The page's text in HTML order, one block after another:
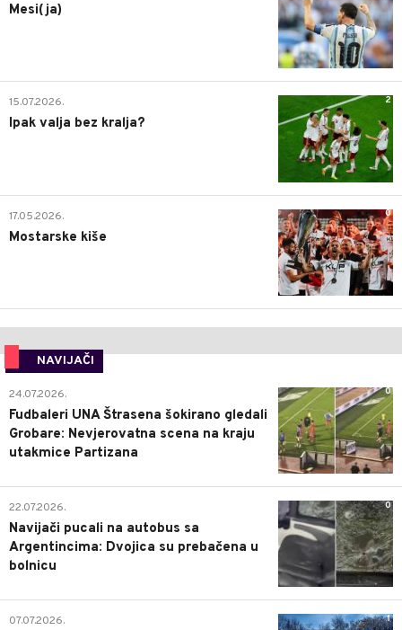
Mesi(ja)
2
15.07.2026.
Ipak valja bez kralja?
0
17.05.2026.
Mostarske kiše
NAVIJAČI
0
24.07.2026.
Fudbaleri UNA Štrasena šokirano gledali
Grobare: Nevjerovatna scena na kraju
utakmice Partizana
0
22.07.2026.
Navijači pucali na autobus sa
Argentincima: Dvojica su prebačena u
bolnicu
1
07.07.2026.